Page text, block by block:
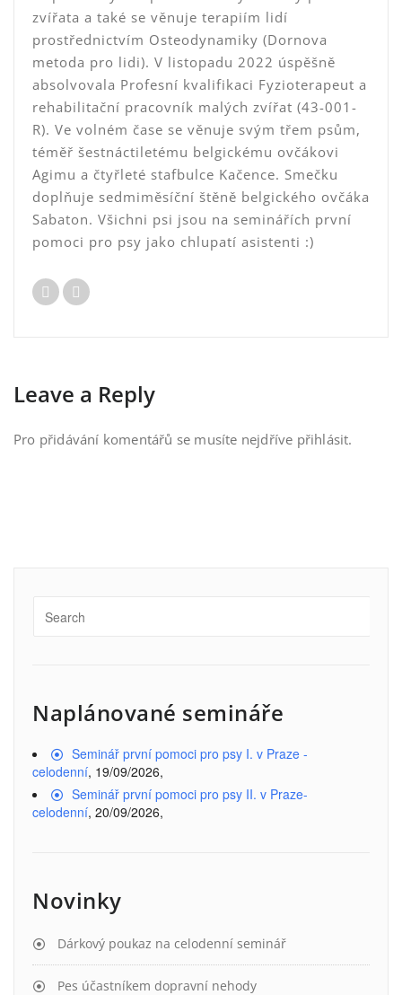
zvířata a také se věnuje terapiím lidí
prostřednictvím Osteodynamiky (Dornova
metoda pro lidi). V listopadu 2022 úspěšně
absolvovala Profesní kvalifikaci Fyzioterapeut a
rehabilitační pracovník malých zvířat (43-001-
R). Ve volném čase se věnuje svým třem psům,
téměř šestnáctiletému belgickému ovčákovi
Agimu a čtyřleté stafbulce Kačence. Smečku
doplňuje sedmiměsíční štěně belgického ovčáka
Sabaton. Všichni psi jsou na seminářích první
pomoci pro psy jako chlupatí asistenti :)
Leave a Reply
Pro přidávání komentářů se musíte nejdříve přihlásit.
Naplánované semináře
Seminář první pomoci pro psy I. v Praze -
celodenní, 19/09/2026,
Seminář první pomoci pro psy II. v Praze-
celodenní, 20/09/2026,
Novinky
Dárkový poukaz na celodenní seminář
Pes účastníkem dopravní nehody